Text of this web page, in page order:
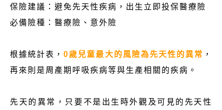
保險建議：避免先天性疾病，出生立即投保醫療險
必備險種：醫療險、意外險
根據統計表，0歲兒童最大的風險為先天性的異常 ，
再來則是周產期呼吸疾病等與生產相關的疾病。
先天的異常，只要不是出生時外觀及可見的先天性